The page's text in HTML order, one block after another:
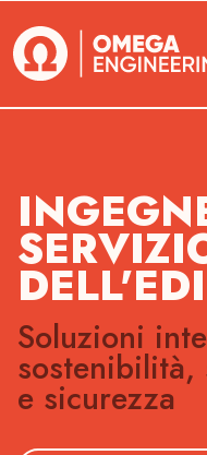
Soluzioni
e sicurezza